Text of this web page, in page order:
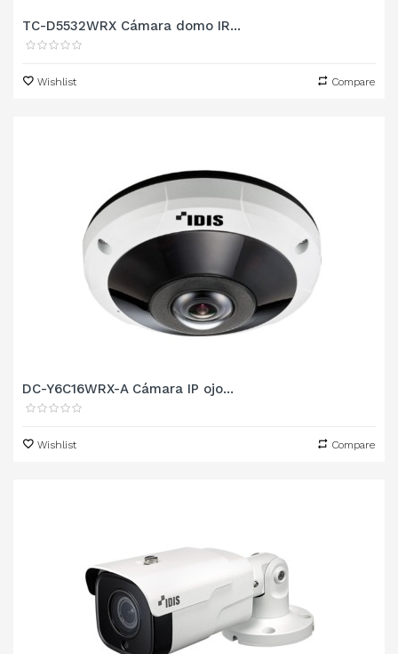
TC-D5532WRX Cámara domo IR...
Wishlist Compare
DC-Y6C16WRX-A Cámara IP ojo...
Wishlist Compare